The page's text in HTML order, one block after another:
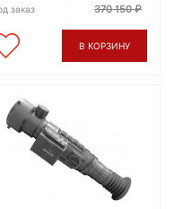
заказ 370 150
В КОРЗИНУ